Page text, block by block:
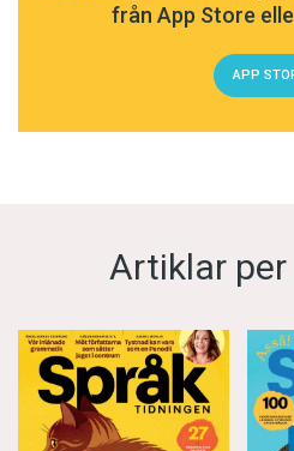
från App Store
APP
Artiklar